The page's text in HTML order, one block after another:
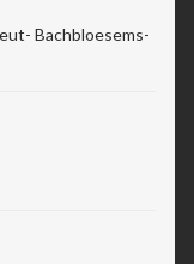
Bachbloesems-